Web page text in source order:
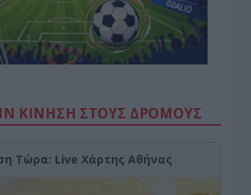
ΚΙΝΗΣΗ ΣΤΟΥΣ ΔΡΌΜΟΥΣ
Τώρα: Live Χάρτης Αθήνας